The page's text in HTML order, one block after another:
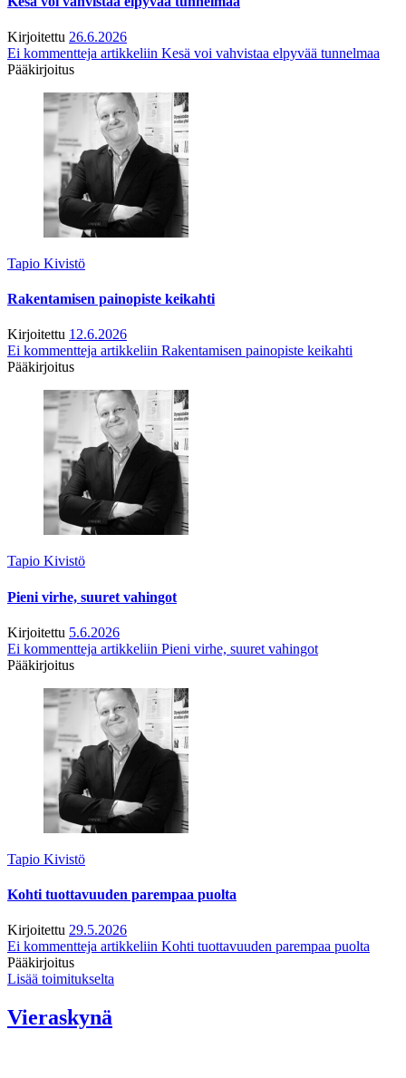
Kirjoitettu 26.6.2026
Ei kommentteja artikkeliin Kesä voi vahvistaa elpyvää tunnelmaa
Pääkirjoitus
Tapio Kivistö
Rakentamisen painopiste keikahti
Kirjoitettu 12.6.2026
Ei kommentteja artikkeliin Rakentamisen painopiste keikahti
Pääkirjoitus
Tapio Kivistö
Pieni virhe, suuret vahingot
Kirjoitettu 5.6.2026
Ei kommentteja artikkeliin Pieni virhe, suuret vahingot
Pääkirjoitus
Tapio Kivistö
Kohti tuottavuuden parempaa puolta
Kirjoitettu 29.5.2026
Ei kommentteja artikkeliin Kohti tuottavuuden parempaa puolta
Pääkirjoitus
Lisää toimitukselta
Vieraskynä